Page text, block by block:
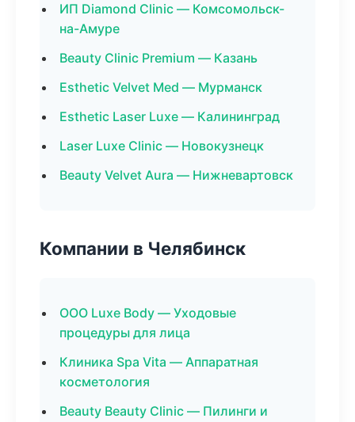
ИП Diamond Clinic — Комсомольск-
на-Амуре
Beauty Clinic Premium — Казань
Esthetic Velvet Med — Мурманск
Esthetic Laser Luxe — Калининград
Laser Luxe Clinic — Новокузнецк
Beauty Velvet Aura — Нижневартовск
Компании в Челябинск
ООО Luxe Body — Уходовые
процедуры для лица
Клиника Spa Vita — Аппаратная
косметология
Beauty Beauty Clinic — Пилинги и